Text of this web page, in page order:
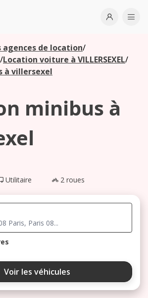
Open
agences de location/
/Location voiture à VILLERSEXEL/
à villersexel
minibus à
Utilitaire 2 roues
août 2026
ma me
Voir les véhicules